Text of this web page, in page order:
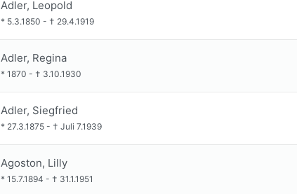
Adler, Leopold
* 5.3.1850 - † 29.4.1919
Adler, Regina
* 1870 - † 3.10.1930
Adler, Siegfried
* 27.3.1875 - † Juli 7.1939
Agoston, Lilly
* 15.7.1894 - † 31.1.1951